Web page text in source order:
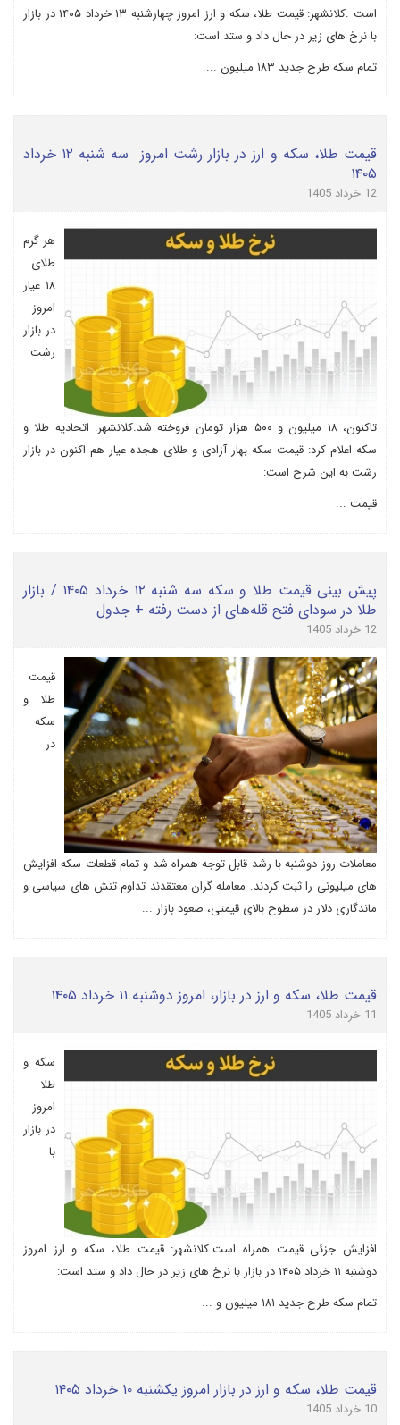
است .کلانشهر: قیمت طلا، سکه و ارز امروز چهارشنبه ۱۳ خرداد ۱۴۰۵ در بازار
با نرخ های زیر در حال داد و ستد است:
تمام سکه طرح جدید ۱۸۳ میلیون ...
قیمت طلا، سکه و ارز در بازار رشت امروز سه شنبه ۱۲ خرداد
۱۴۰۵
12 خرداد 1405
هر گرم
طلای
۱۸ عیار
امروز
در بازار
رشت
تاکنون، ۱۸ میلیون و ۵۰۰ هزار تومان فروخته شد.کلانشهر: اتحادیه طلا و
سکه اعلام کرد: قیمت سکه بهار آزادی و طلای هجده عیار هم اکنون در بازار
رشت به این شرح است:
قیمت ...
پیش بینی قیمت طلا و سکه سه شنبه ۱۲ خرداد ۱۴۰۵ / بازار
طلا در سودای فتح قله‌های از دست رفته + جدول
12 خرداد 1405
قیمت
طلا و
سکه
در
معاملات روز دوشنبه با رشد قابل توجه همراه شد و تمام قطعات سکه افزایش
های میلیونی را ثبت کردند. معامله گران معتقدند تداوم تنش های سیاسی و
ماندگاری دلار در سطوح بالای قیمتی، صعود بازار ...
قیمت طلا، سکه و ارز در بازار، امروز دوشنبه ۱۱ خرداد ۱۴۰۵
11 خرداد 1405
سکه و
طلا
امروز
در بازار
با
افزایش جزئی قیمت همراه است.کلانشهر: قیمت طلا، سکه و ارز امروز
دوشنبه ۱۱ خرداد ۱۴۰۵ در بازار با نرخ های زیر در حال داد و ستد است:
تمام سکه طرح جدید ۱۸۱ میلیون و ...
قیمت طلا، سکه و ارز در بازار امروز یکشنبه ۱۰ خرداد ۱۴۰۵
10 خرداد 1405